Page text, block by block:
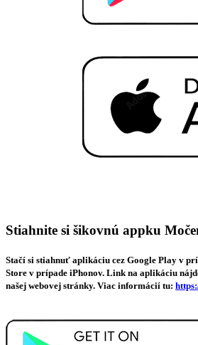
Stiahnite si šikovnú appku
Stačí si stiahnuť aplikáciu cez Google Play v
Store v prípade iPhonov. Link na aplikáciu
našej webovej stránky. Viac informácií tu: